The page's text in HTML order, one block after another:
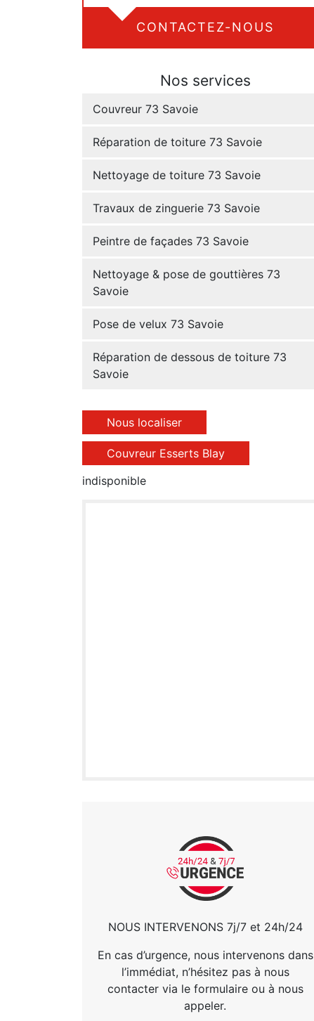
CONTACTEZ-NOUS
Nos services
Couvreur 73 Savoie
Réparation de toiture 73 Savoie
Nettoyage de toiture 73 Savoie
Travaux de zinguerie 73 Savoie
Peintre de façades 73 Savoie
Nettoyage & pose de gouttières 73
Savoie
Pose de velux 73 Savoie
Réparation de dessous de toiture 73
Savoie
Nous localiser
Couvreur Esserts Blay
indisponible
NOUS INTERVENONS 7j/7 et 24h/24
En cas d’urgence, nous intervenons dans
l’immédiat, n’hésitez pas à nous
contacter via le formulaire ou à nous
appeler.